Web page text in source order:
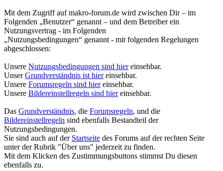
Mit dem Zugriff auf makro-forum.de wird zwischen Dir – im
Folgenden „Benutzer“ genannt – und dem Betreiber ein
Nutzungsvertrag - im Folgenden
„Nutzungsbedingungen“ genannt - mit folgenden Regelungen
abgeschlossen:
Unsere Nutzungsbedingungen sind hiereinsehbar.
UnserGrundverständnis ist hiereinsehbar.
Unsere Forumsregeln sind hiereinsehbar.
Unsere Bildereinstellregeln sind hiereinsehbar.
Das Grundverständnis, die Forumsregeln, und die
Bildereinstellregeln sind ebenfalls Bestandteil der
Nutzungsbedingungen.
Sie sind auch auf der Startseite des Forums auf der rechten Seite
unter der Rubrik "Über uns" jederzeit zu finden.
Mit dem Klicken des Zustimmungsbuttons stimmst Du diesen
ebenfalls zu.